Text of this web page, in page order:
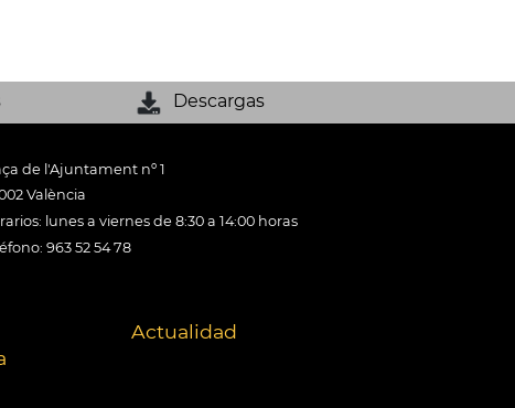
Descargas
de l'Ajuntament nº 1
València
lunes a viernes de 8:30 a 14:00 horas
963 52 54 78
Actualidad